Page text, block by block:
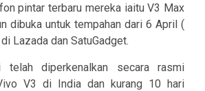
pintar terbaru mereka iaitu V3 Max
dibuka untuk tempahan dari 6 April (
Lazada dan SatuGadget.
diperkenalkan secara rasmi
V3 di India dan kurang 10 hari